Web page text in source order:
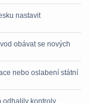
nastavit
obávat se nových
nebo oslabení státní
odhalily kontroly